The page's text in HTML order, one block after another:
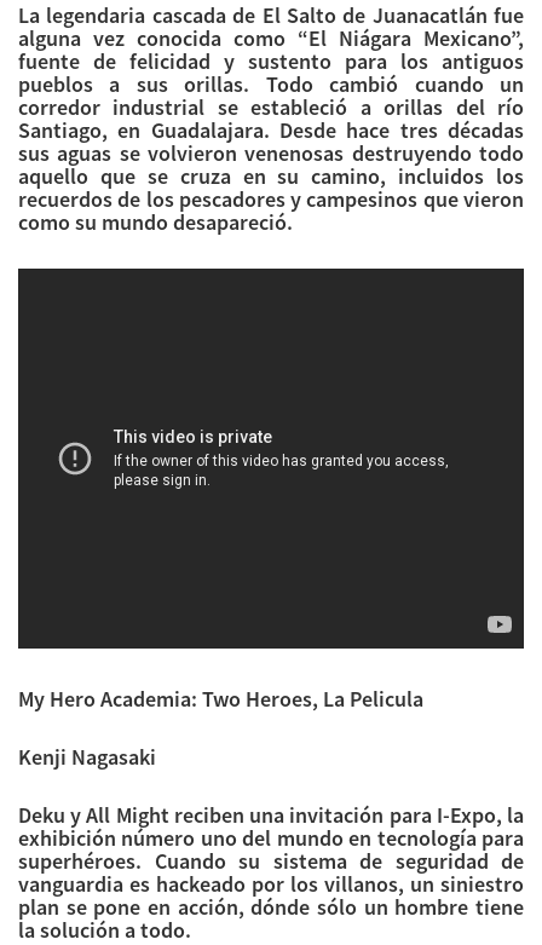
La legendaria cascada de El Salto de Juanacatlán fue
alguna vez conocida como “El Niágara Mexicano”,
fuente de felicidad y sustento para los antiguos
pueblos a sus orillas. Todo cambió cuando un
corredor industrial se estableció a orillas del río
Santiago, en Guadalajara. Desde hace tres décadas
sus aguas se volvieron venenosas destruyendo todo
aquello que se cruza en su camino, incluidos los
recuerdos de los pescadores y campesinos que vieron
como su mundo desapareció.
My Hero Academia: Two Heroes, La Pelicula
Kenji Nagasaki
Deku y All Might reciben una invitación para I-Expo, la
exhibición número uno del mundo en tecnología para
superhéroes. Cuando su sistema de seguridad de
vanguardia es hackeado por los villanos, un siniestro
plan se pone en acción, dónde sólo un hombre tiene
la solución a todo.